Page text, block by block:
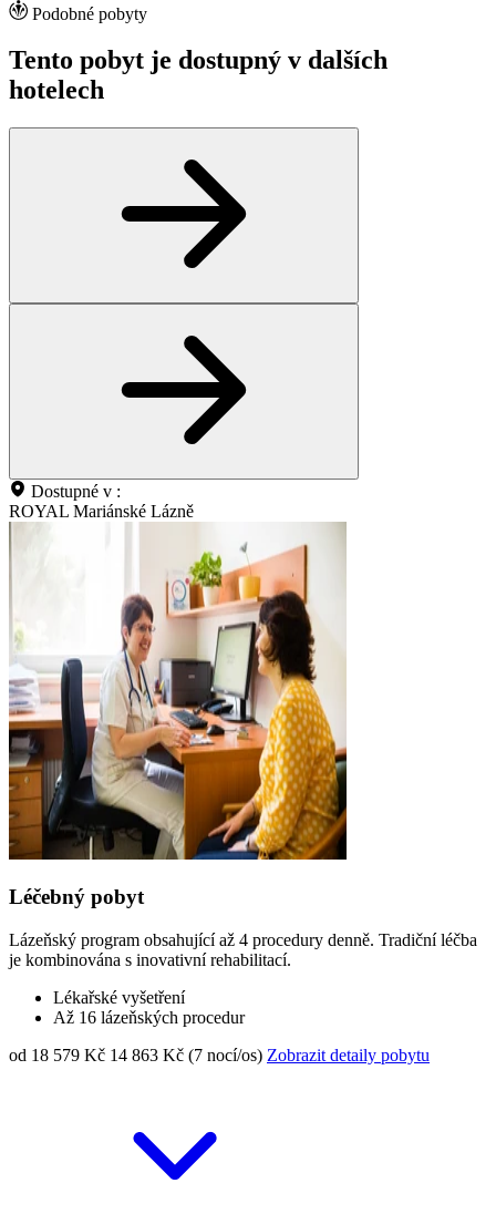
Podobné pobyty
Tento pobyt je dostupný v dalších
hotelech
Dostupné v :
ROYAL Mariánské Lázně
Léčebný pobyt
Lázeňský program obsahující až 4 procedury denně. Tradiční léčba
je kombinována s inovativní rehabilitací.
Lékařské vyšetření
Až 16 lázeňských procedur
od 18 579 Kč 14 863 Kč (7 nocí/os) Zobrazit detaily pobytu